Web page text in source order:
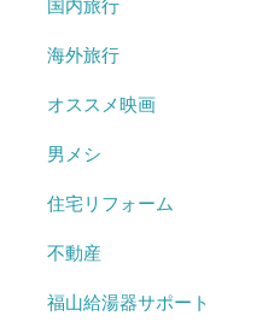
国内旅行
海外旅行
オススメ映画
男メシ
住宅リフォーム
不動産
福山給湯器サポート